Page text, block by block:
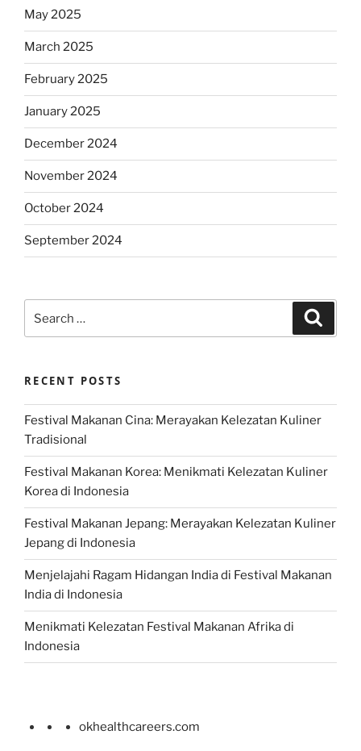
May 2025
March 2025
February 2025
January 2025
December 2024
November 2024
October 2024
September 2024
for:
RECENT POSTS
Festival Makanan Cina: Merayakan Kelezatan Kuliner
Tradisional
Festival Makanan Korea: Menikmati Kelezatan Kuliner
Korea di Indonesia
Festival Makanan Jepang: Merayakan Kelezatan Kuliner
Jepang di Indonesia
Menjelajahi Ragam Hidangan India di Festival Makanan
India di Indonesia
Menikmati Kelezatan Festival Makanan Afrika di
Indonesia
okhealthcareers.com